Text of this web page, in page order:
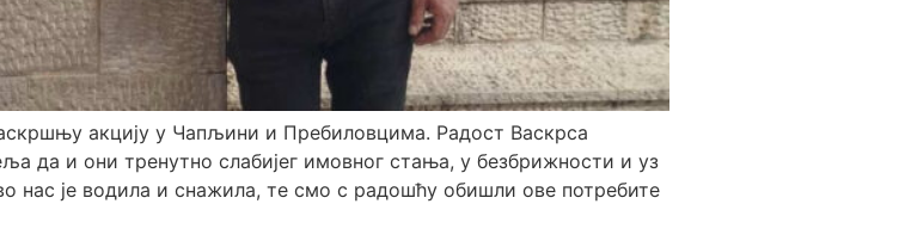
акцију у Чапљини и Пребиловцима. Радост Васкрса
да и они тренутно слабијег имовног стања, у безбрижности и уз
нас је водила и снажила, те смо с радошћу обишли ове потребите